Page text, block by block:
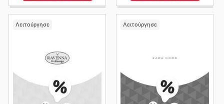
Λειτούργησε Λειτούργησε